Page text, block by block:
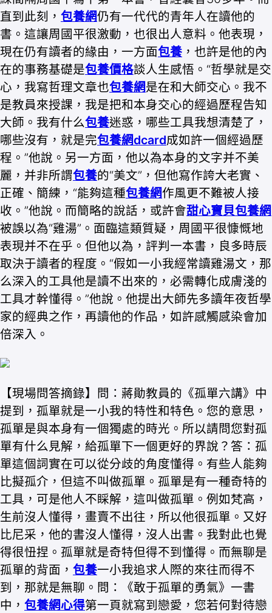
直到此刻， 包養網仍有一代代的青年人在讀他的
書。這讓周國平很激動，也很出人意料。他表現，
現在仍有讀者的緣由，一方面包養 ，也許是他的內
在的事務基礎是包養價格談人生感悟。“哲學就是交
心，我寫哲理文章也包養網是在和大師交心。我不
是教員來授課，我是把和本身交心的經過歷程告知
大師。我有什么包養迷惑，哪些工具我想清楚了，
哪些沒有，就是完包養網dcard成如許一個經過歷
程。”他說。另一方面，他以為本身的文字并不美
麗，并非所謂包養的“美文”，但他寫作誇大老實、
正確、簡練，“能夠這種包養網作風更不難被人接
收。”他說。而簡略的說話，或許會甜心寶貝包養網
被誤以為“雞湯”。面臨這類質疑，周國平很慷慨地
表現并不在乎。但他以為，評判一本書，良多時辰
取決于讀者的程度。“假如一小我經常讀雞湯文，那
么深入的工具他是讀不出來的，必需轉化成膚淺的
工具才幹懂得。”他說。他提出大師先多讀年夜哲學
家的經典之作，再讀他的作品，如許感觸感染會加
倍深入。
【現場問答摘錄】問：蔣勛教員的《孤單六講》中
提到，孤單就是一小我的特性和特色。您的意思，
孤單是與本身有一個獨處的時光。所以請問您對孤
單有什么見解，給孤單下一個更好的界說？答：孤
單這個詞實在可以從分歧的角度懂得。有些人能夠
比擬孤介，但這不叫做孤單。孤單是有一種奇特的
工具，可是他人不睬解，這叫做孤單。例如梵高，
生前沒人懂得，畫賣不出往，所以他很孤單。又好
比尼采，他的書沒人懂得，沒人出書。我對此也覺
得很忸捏。孤單就是奇特但得不到懂得。而無聊是
孤單的背面， 包養一小我追求人際的來往而得不
到，那就是無聊。問：《敢于孤單的勇氣》一書
中， 包養網心得第一頁就寫到戀愛，您若何對待戀